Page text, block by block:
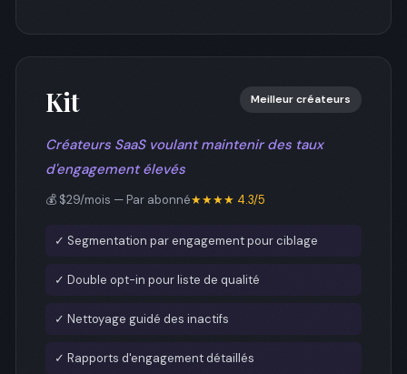
Kit Meilleur créateurs
Créateurs SaaS voulant maintenir des taux
d'engagement élevés
💰 $29/mois — Par abonné★★★★ 4.3/5
✓ Segmentation par engagement pour ciblage
✓ Double opt-in pour liste de qualité
✓ Nettoyage guidé des inactifs
✓ Rapports d'engagement détaillés